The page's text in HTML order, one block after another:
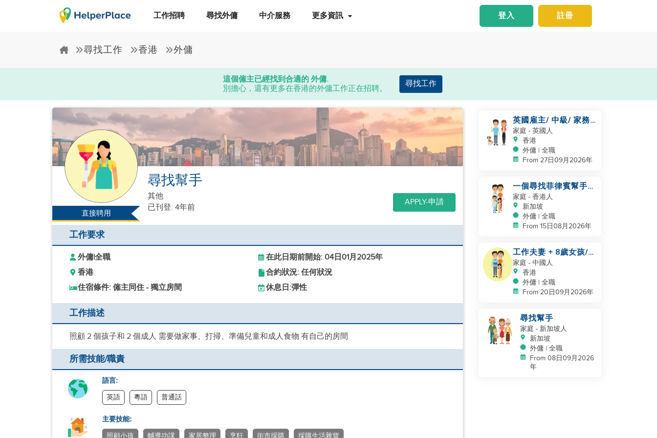
工作招聘 尋找外傭 中介服務 更多資訊 註冊
登入
尋找工作 香港 外傭
這個僱主已經找到合適的 外傭.
別擔心，還有更多在香港的外傭工作正在招聘。
尋找工作
直接聘用
尋找幫手
其他
已刊登: 4年前
APPLY-申請
工作要求
外傭|全職
在此日期前開始: 04日01月2025年
香港
合約狀況: 任何狀況
住宿條件: 僱主同住 - 獨立房間
休息日:彈性
工作描述
照顧 2 個孩子和 2 個成人 需要做家事、打掃、準備兒童和成人食物 有自己的房間
所需技能/職責
語言:
英語 粵語 普通話
主要技能:
照顧小孩 輔導功課 家居整理 烹飪 街市採購 採購生活雜貨
英國雇主/ 中級/ 家務
及照顧一隻狗
家庭 - 英國人
香港
外傭 | 全職
From 27日09月2026年
一個尋找菲律賓幫手的
四口之家
家庭 - 香港人
新加坡
外傭 | 全職
From 15日08月2026年
工作夫妻 + 8歲女孩/
自有房間和洗手間/
5500-6000
家庭 - 中國人
香港
外傭 | 全職
From 20日09月2026年
尋找幫手
家庭 - 新加坡人
新加坡
外傭 | 全職
From 08日09月2026
年